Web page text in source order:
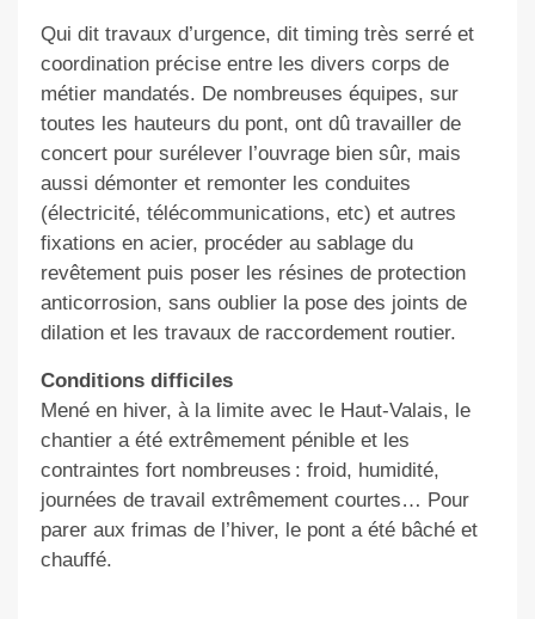
Qui dit travaux d’urgence, dit timing très serré et
coordination précise entre les divers corps de
métier mandatés. De nombreuses équipes, sur
toutes les hauteurs du pont, ont dû travailler de
concert pour surélever l’ouvrage bien sûr, mais
aussi démonter et remonter les conduites
(électricité, télécommunications, etc) et autres
fixations en acier, procéder au sablage du
revêtement puis poser les résines de protection
anticorrosion, sans oublier la pose des joints de
dilation et les travaux de raccordement routier.
Conditions difficiles
Mené en hiver, à la limite avec le Haut-Valais, le
chantier a été extrêmement pénible et les
contraintes fort nombreuses : froid, humidité,
journées de travail extrêmement courtes… Pour
parer aux frimas de l’hiver, le pont a été bâché et
chauffé.